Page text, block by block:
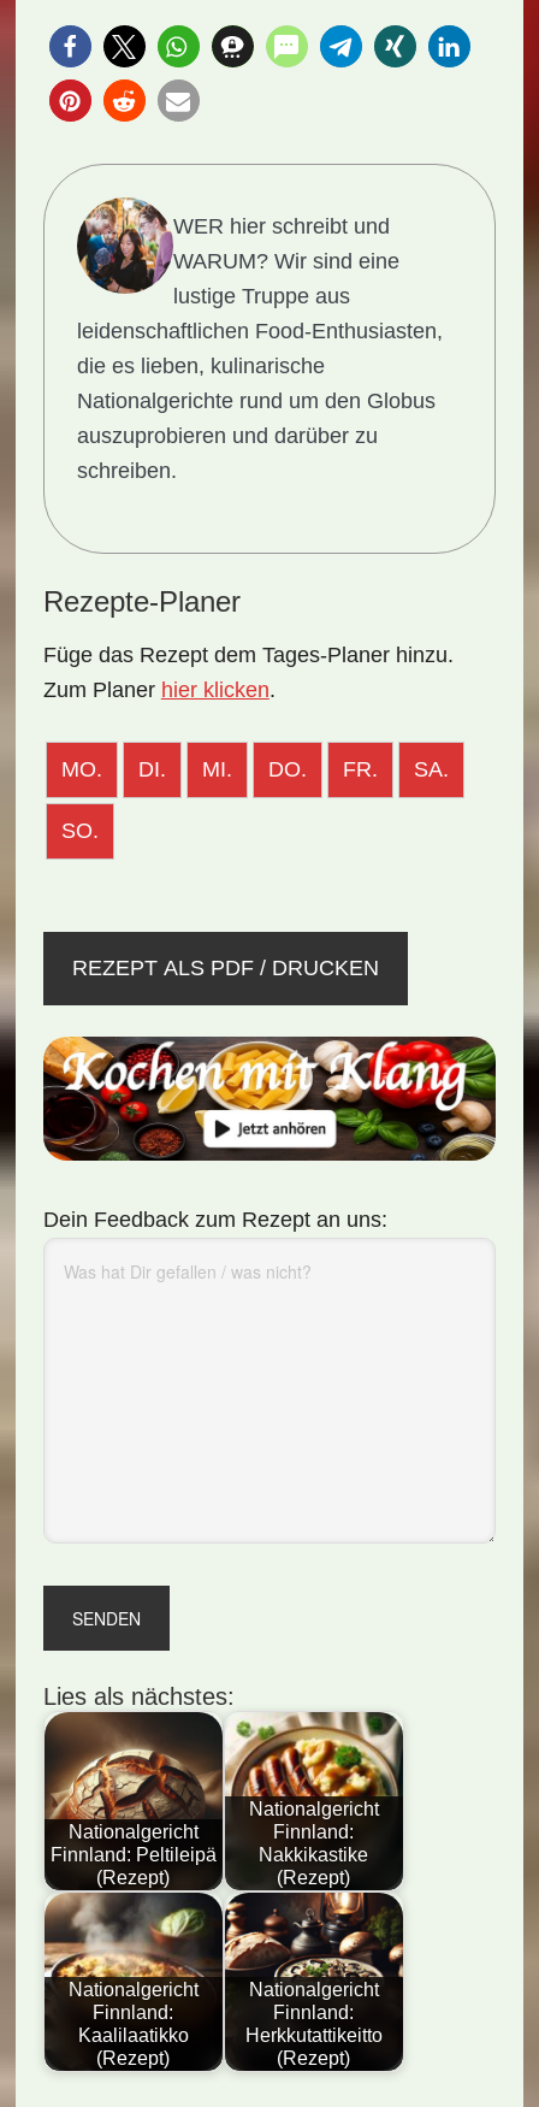
WER hier schreibt und
WARUM?Wir sind eine
lustige Truppe aus
leidenschaftlichen Food-Enthusiasten,
die es lieben, kulinarische
Nationalgerichte rund um den Globus
auszuprobieren und darüber zu
schreiben.
Rezepte-Planer
Füge das Rezept dem Tages-Planer hinzu.
Zum Planer hier klicken.
MO. DI. MI. DO. FR. SA.
SO.
REZEPT ALS PDF / DRUCKEN
Dein Feedback zum Rezept an uns:
Lies als nächstes:
Nationalgericht
Finnland: Peltileipä
(Rezept)
Nationalgericht
Finnland:
Nakkikastike
(Rezept)
Nationalgericht
Finnland:
Kaalilaatikko
(Rezept)
Nationalgericht
Finnland:
Herkkutattikeitto
(Rezept)